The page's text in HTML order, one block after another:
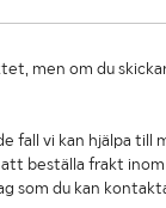
men om du
fall vi kan hjälpa till
beställa frakt
som du kan